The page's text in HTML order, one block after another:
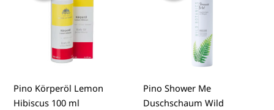
Pino Körperöl Lemon
Hibiscus 100 ml
Pino Shower Me
Duschschaum Wild